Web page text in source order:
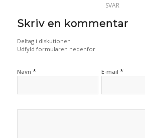
SVAR
Skriv en kommentar
Deltag i diskutionen
Udfyld formularen nedenfor
Navn * E-mail*